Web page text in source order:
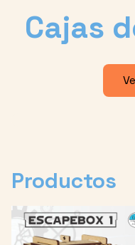
Cajas
Productos